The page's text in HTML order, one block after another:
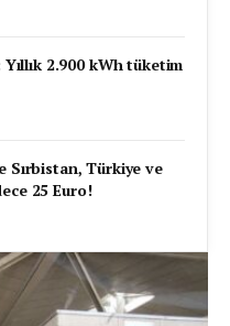
2.900 kWh tüketim
Sırbistan, Türkiye ve
25 Euro!